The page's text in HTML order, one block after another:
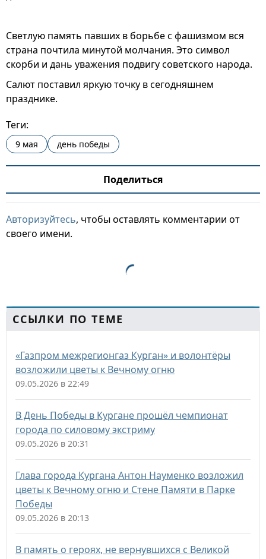
Светлую память павших в борьбе с фашизмом вся
страна почтила минутой молчания. Это символ
скорби и дань уважения подвигу советского народа.
Салют поставил яркую точку в сегодняшнем
празднике.
Теги:
9 мая день победы
Поделиться
Авторизуйтесь, чтобы оставлять комментарии от
своего имени.
ССЫЛКИ ПО ТЕМЕ
«Газпром межрегионгаз Курган» и волонтёры
возложили цветы к Вечному огню
09.05.2026 в 22:49
В День Победы в Кургане прошёл чемпионат
города по силовому экстриму
09.05.2026 в 20:31
Глава города Кургана Антон Науменко возложил
цветы к Вечному огню и Стене Памяти в Парке
Победы
09.05.2026 в 20:13
В память о героях, не вернувшихся с Великой